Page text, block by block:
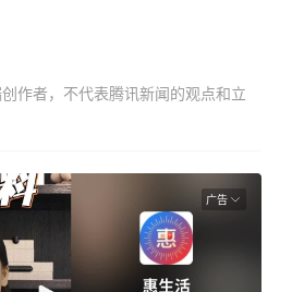
作者，不代表腾讯新闻的观点和立
广告